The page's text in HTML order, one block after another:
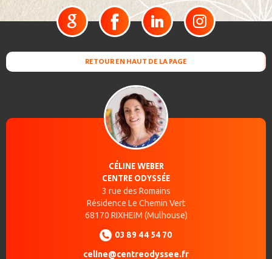
RETOUR EN HAUT DE LA PAGE
Google Facebook Linkedin Instagram
CÉLINE WEBER
CENTRE ODYSSÉE
3 rue des Romains
Résidence Le Chemin Vert
68170 RIXHEIM (Mulhouse)
03 89 44 54 70
celine@centreodyssee.fr